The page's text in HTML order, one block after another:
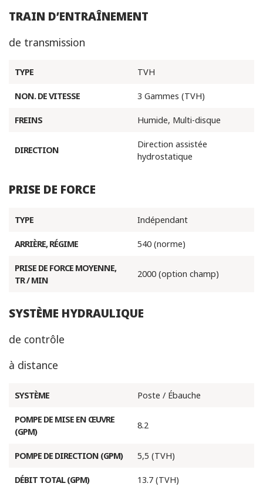
TRAIN D’ENTRAÎNEMENT
de transmission
TYPE TVH
NON. DE VITESSE 3 Gammes (TVH)
FREINS Humide, Multi-disque
DIRECTION
Direction assistée
hydrostatique
PRISE DE FORCE
TYPE Indépendant
ARRIÈRE, RÉGIME 540 (norme)
PRISE DE FORCE MOYENNE,
TR / MIN
2000 (option champ)
SYSTÈME HYDRAULIQUE
de contrôle
à distance
SYSTÈME Poste / Ébauche
POMPE DE MISE EN ŒUVRE
(GPM)
8.2
POMPE DE DIRECTION (GPM) 5,5 (TVH)
DÉBIT TOTAL (GPM) 13.7 (TVH)